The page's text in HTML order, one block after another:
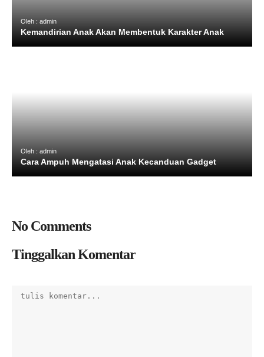
Oleh : admin
Kemandirian Anak Akan Membentuk Karakter Anak
Oleh : admin
Cara Ampuh Mengatasi Anak Kecanduan Gadget
No Comments
Tinggalkan Komentar